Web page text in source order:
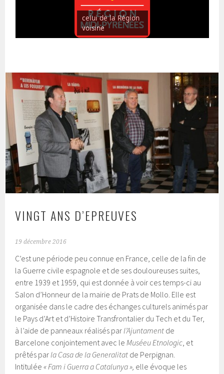
celui de la Région
voisine
VINGT ANS D’EPREUVES
19 décembre 2016
C’est une période peu connue en France, celle de la fin de
la Guerre civile espagnole et de ses douloureuses suites,
entre 1939 et 1959, qui est donnée à voir ces temps-ci au
Salon d’Honneur de la mairie de Prats de Mollo. Elle est
organisée dans le cadre des échanges culturels animés par
le Pays d’Art et d’Histoire Transfrontalier du Tech et du Ter,
à l’aide de panneaux réalisés parl’Ajuntament de
Barcelone conjointement avec leMuséeu Etnologic, et
prêtés parla Casa de la Generalitat de Perpignan.
Intitulée« Fam i Guerra a Catalunya », elle évoque les